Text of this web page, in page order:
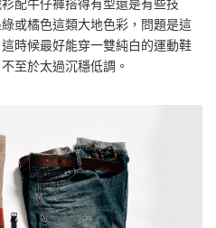
配牛仔褲搭得有型還是有些技
或橘色這類大地色彩，問題是這
時候最好能穿一雙純白的運動鞋
至於太過沉穩低調。